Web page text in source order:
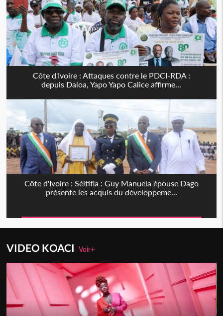
Côte d'Ivoire : Attaques contre le PDCI-RDA :
depuis Daloa, Yapo Yapo Calice affirme...
Côte d'Ivoire : Séitifla : Guy Manuela épouse Dago
présente les acquis du développeme...
VIDEO KOACIVoir+